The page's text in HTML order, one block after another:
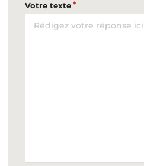
Votre texte